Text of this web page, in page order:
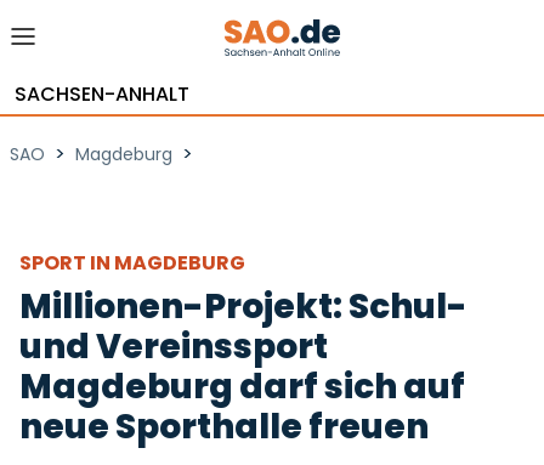
SACHSEN-ANHALT
SAO > Magdeburg >
SPORT IN MAGDEBURG
Millionen-Projekt: Schul-
und Vereinssport
Magdeburg darf sich auf
neue Sporthalle freuen